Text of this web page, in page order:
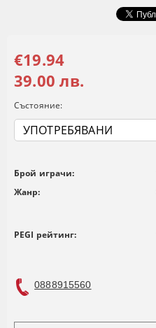
€19.94
39.00 лв.
Състояние:
Брой играчи:
Жанр:
PEGI рейтинг:
0888915560